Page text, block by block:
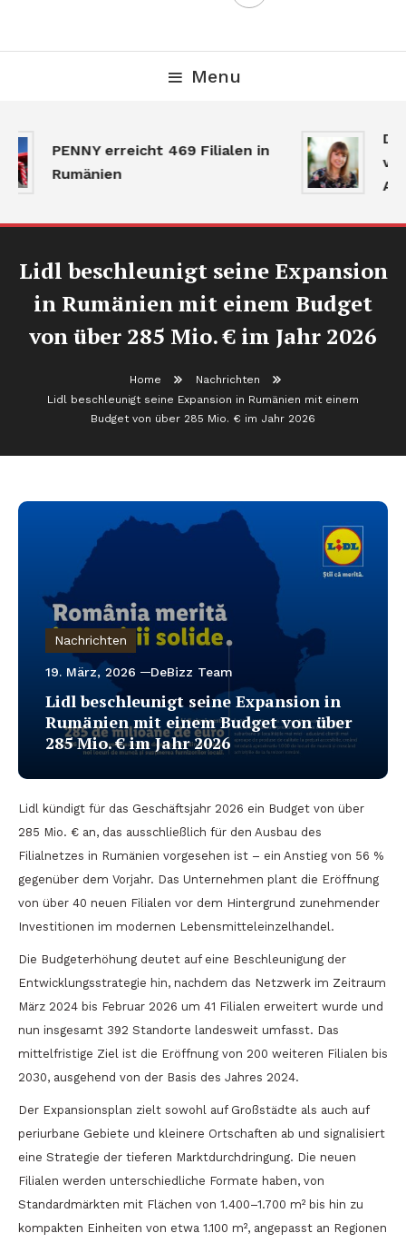
Menu
PENNY erreicht 469 Filialen in
Rumänien
Lidl beschleunigt seine Expansion
in Rumänien mit einem Budget
von über 285 Mio. € im Jahr 2026
Home
Nachrichten
Lidl beschleunigt seine Expansion in Rumänien mit einem
Budget von über 285 Mio. € im Jahr 2026
Nachrichten
19. März, 2026 DeBizz Team
Lidl beschleunigt seine Expansion in
Rumänien mit einem Budget von über
285 Mio. € im Jahr 2026
Lidl kündigt für das Geschäftsjahr 2026 ein Budget von über
285 Mio. € an, das ausschließlich für den Ausbau des
Filialnetzes in Rumänien vorgesehen ist – ein Anstieg von 56 %
gegenüber dem Vorjahr. Das Unternehmen plant die Eröffnung
von über 40 neuen Filialen vor dem Hintergrund zunehmender
Investitionen im modernen Lebensmitteleinzelhandel.
Die Budgeterhöhung deutet auf eine Beschleunigung der
Entwicklungsstrategie hin, nachdem das Netzwerk im Zeitraum
März 2024 bis Februar 2026 um 41 Filialen erweitert wurde und
nun insgesamt 392 Standorte landesweit umfasst. Das
mittelfristige Ziel ist die Eröffnung von 200 weiteren Filialen bis
2030, ausgehend von der Basis des Jahres 2024.
Der Expansionsplan zielt sowohl auf Großstädte als auch auf
periurbane Gebiete und kleinere Ortschaften ab und signalisiert
eine Strategie der tieferen Marktdurchdringung. Die neuen
Filialen werden unterschiedliche Formate haben, von
Standardmärkten mit Flächen von 1.400–1.700 m² bis hin zu
kompakten Einheiten von etwa 1.100 m², angepasst an Regionen